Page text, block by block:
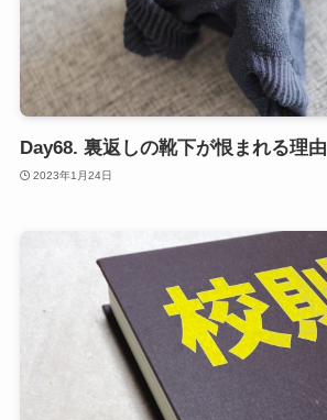
Day68. 裏返しの靴下が恨まれる理由
2023年1月24日